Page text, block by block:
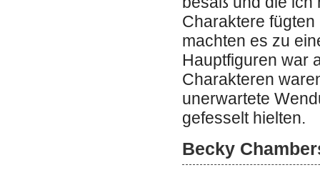
Charaktere
machten es zu
Hauptfiguren war
Charakteren
unerwartete
gefesselt hielten.
Becky